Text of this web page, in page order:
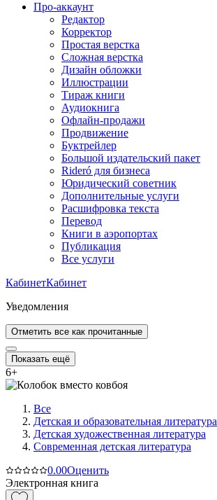
Про-аккаунт
Редактор
Корректор
Простая верстка
Сложная верстка
Дизайн обложки
Иллюстрации
Тираж книги
Аудиокнига
Офлайн-продажи
Продвижение
Буктрейлер
Большой издательский пакет
Rideró для бизнеса
Юридический советник
Дополнительные услуги
Расшифровка текста
Перевод
Книги в аэропортах
Публикация
Все услуги
КабинетКабинет
Уведомления
Отметить все как прочитанные
Показать ещё
6+
Все
Детская и образовательная литература
Детская художественная литература
Современная детская литература
0.00Оценить
Электронная книга